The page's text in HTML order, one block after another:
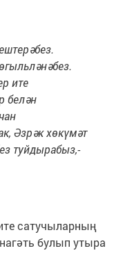
ите
белән
Әзрәк хөкүмәт
туйдырабыз,-
сатучыларның
булып утыра